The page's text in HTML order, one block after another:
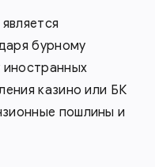
бурному
казино или БК
пошлины и